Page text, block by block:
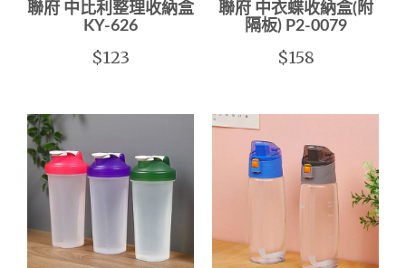
聯府 中比利整理收納盒
KY-626
$123
聯府 中衣蝶收納盒(附
隔板) P2-0079
$158